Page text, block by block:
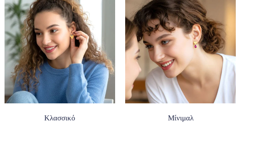
Κλασσικό Μίνιμαλ